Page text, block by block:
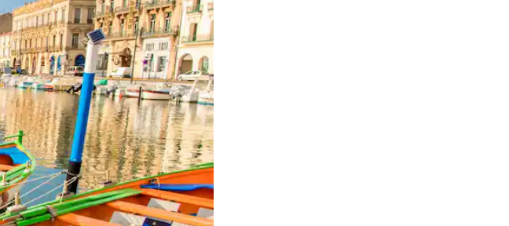
して検索結果を確認することができます。